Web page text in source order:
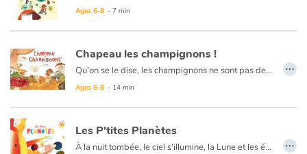
Blog
Learn french with Storyplay'r
French book lists for children
Reading for children
Ages 6-8 - 7 min
Chapeau les champignons !
Qu'on se le dise, les champignons ne sont pas des plantes… pas plus que des animaux ! Ils forment un monde à part appelé "Fungi". Microscopiques ou aussi gros qu'un ballon de foot, de toutes les couleurs, de formes diverses et variées, les champignons sont partout ! Mais les connaissons-nous vraiment ?
Ages 6-8 - 14 min
…
Les P'tites Planètes
À la nuit tombée, le ciel s'illumine, la Lune et les étoiles scintillent. Les p'tites planètes ne sont pas en reste, elles continuent leur ronde autour du Soleil, chacune à son rythme, sa couleur, sa particularité !
…